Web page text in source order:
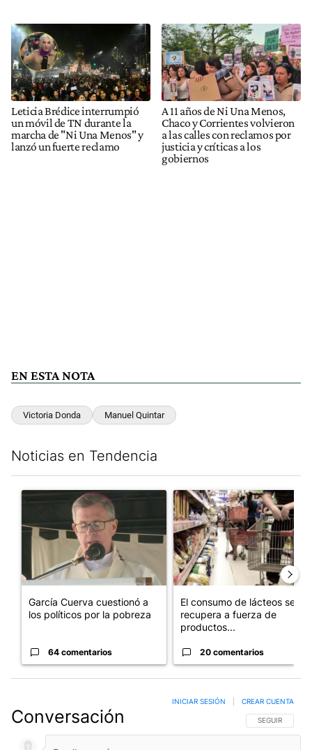
Leticia Brédice interrumpió
un móvil de TN durante la
marcha de "Ni Una Menos" y
lanzó un fuerte reclamo
A 11 años de Ni Una Menos,
Chaco y Corrientes volvieron
a las calles con reclamos por
justicia y críticas a los
gobiernos
EN ESTA NOTA
Victoria Donda Manuel Quintar
Noticias en Tendencia
Un artículo de tendencia con el título "García Cuerva
García Cuerva cuestionó a
los políticos por la pobreza
64 comentarios
Un artículo de tendencia con
El consumo de lácteos se
recupera a fuerza de
productos...
20 comentarios
Conversación SIGA ESTA
SEGUIR
INICIAR SESIÓN CREAR CUENTA